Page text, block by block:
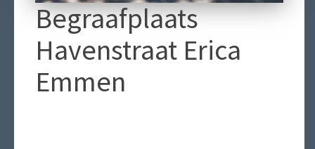
Begraafplaats
Havenstraat Erica
Emmen